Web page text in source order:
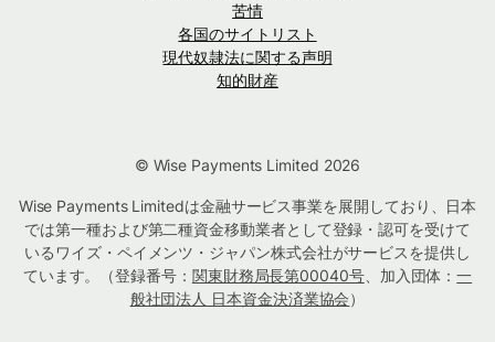
苦情
各国のサイトリスト
現代奴隷法に関する声明
知的財産
© Wise Payments Limited 2026
Wise Payments Limitedは金融サービス事業を展開しており、日本
では第一種および第二種資金移動業者として登録・認可を受けて
いるワイズ・ペイメンツ・ジャパン株式会社がサービスを提供し
ています。（登録番号： 関東財務局長第00040号、加入団体：一
般社団法人 日本資金決済業協会）